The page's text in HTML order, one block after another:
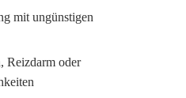
mit ungünstigen
Reizdarm oder